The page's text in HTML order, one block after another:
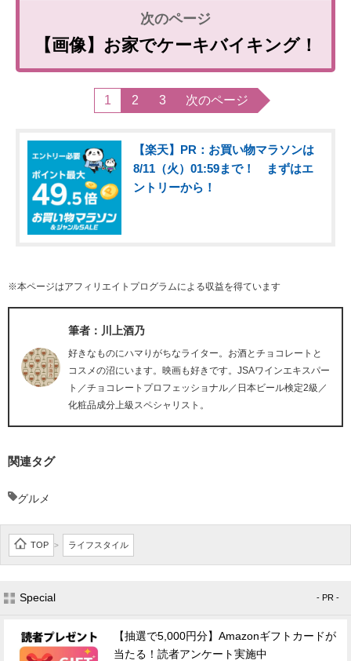
【画像】お家でケーキバイキング！
1 2 3 次のページ
【楽天】PR：お買い物マラソンは
8/11（火）01:59まで！ まずはエ
ントリーから！
※本ページはアフィリエイトプログラムによる収益を得ています
筆者：川上酒乃
好きなものにハマりがちなライター。お酒とチョコレートと
コスメの沼にいます。映画も好きです。JSAワインエキスパー
ト／チョコレートプロフェッショナル／日本ビール検定2級／
化粧品成分上級スペシャリスト。
関連タグ
グルメ
TOP > ライフスタイル
Special - PR -
【抽選で5,000円分】Amazonギフトカードが
当たる！読者アンケート実施中